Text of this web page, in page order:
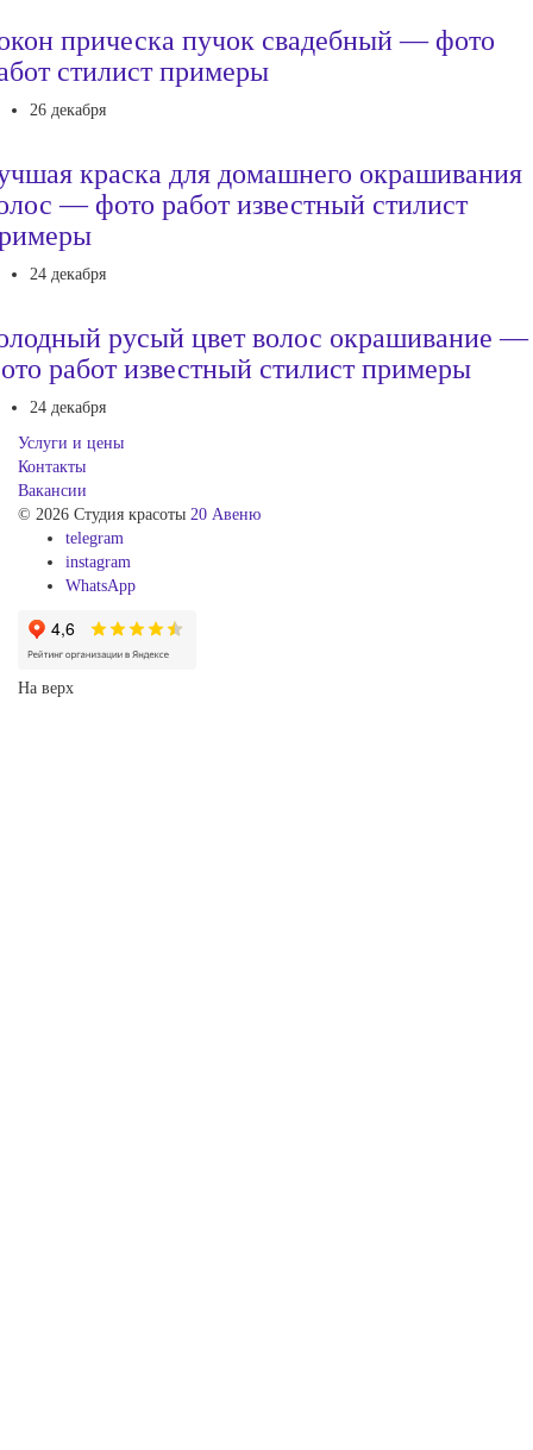
прическа пучок свадебный — фото
стилист примеры
26 декабря
краска для домашнего окрашивания
— фото работ известный стилист
24 декабря
русый цвет волос окрашивание —
работ известный стилист примеры
24 декабря
Услуги и цены
Контакты
Вакансии
© 2026 Студия красоты 20 Авеню
telegram
instagram
WhatsApp
На верх